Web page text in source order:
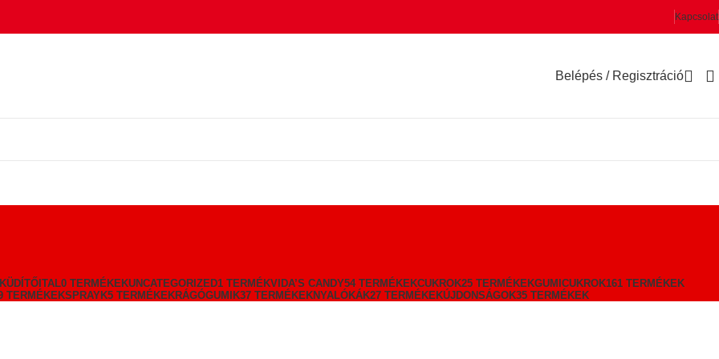
Kapcsolat
Belépés / Regisztráció
ÜDÍTŐITAL0 TERMÉKEKUNCATEGORIZED1 TERMÉKVIDA’S CANDY54 TERMÉKEKCUKROK25 TERMÉKEKGUMICUKROK161 TERMÉKEK
TERMÉKEKSPRAYK5 TERMÉKEKRÁGÓGUMIK37 TERMÉKEKNYALÓKÁK27 TERMÉKEKÚJDONSÁGOK35 TERMÉKEK